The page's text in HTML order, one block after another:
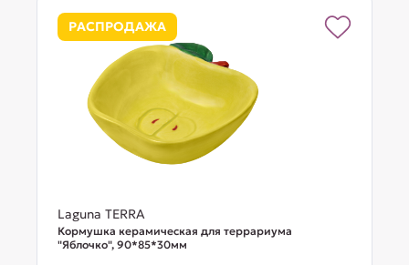
РАСПРОДАЖА
Laguna TERRA
Кормушка керамическая для террариума
"Яблочко", 90*85*30мм